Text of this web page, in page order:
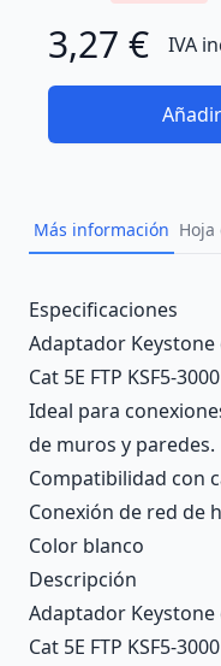
3,27 € IVA
Más información Hoja
Description
Especificaciones
Adaptador Keystone
Cat 5E FTP KSF5-3000
Ideal para
de muros y paredes.
Compatibilidad con
Conexión de red de
Color blanco
Descripción
Adaptador Keystone
Cat 5E FTP KSF5-